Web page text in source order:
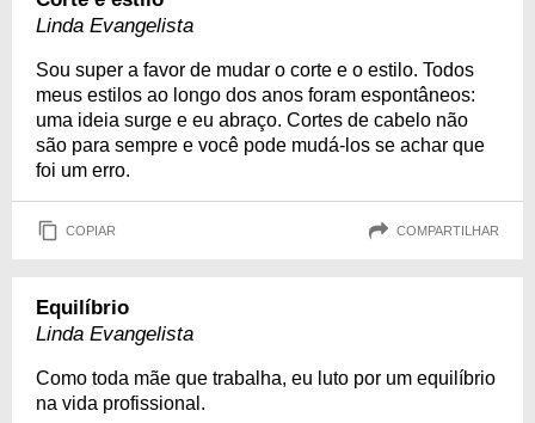
Linda Evangelista
Sou super a favor de mudar o corte e o estilo. Todos
meus estilos ao longo dos anos foram espontâneos:
uma ideia surge e eu abraço. Cortes de cabelo não
são para sempre e você pode mudá-los se achar que
foi um erro.
COPIAR COMPARTILHAR
Equilíbrio
Linda Evangelista
Como toda mãe que trabalha, eu luto por um equilíbrio
na vida profissional.